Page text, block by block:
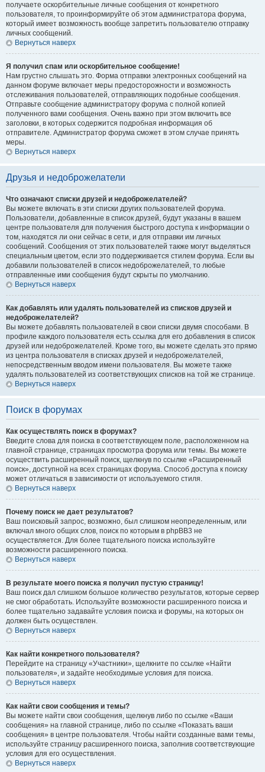
получаете оскорбительные личные сообщения от конкретного
пользователя, то проинформируйте об этом администратора форума,
который имеет возможность вообще запретить пользователю отправку
личных сообщений.
Вернуться наверх
Я получил спам или оскорбительное сообщение!
Нам грустно слышать это. Форма отправки электронных сообщений на
данном форуме включает меры предосторожности и возможность
отслеживания пользователей, отправляющих подобные сообщения.
Отправьте сообщение администратору форума с полной копией
полученного вами сообщения. Очень важно при этом включить все
заголовки, в которых содержится подробная информация об
отправителе. Администратор форума сможет в этом случае принять
меры.
Вернуться наверх
Друзья и недоброжелатели
Что означают списки друзей и недоброжелателей?
Вы можете включать в эти списки других пользователей форума.
Пользователи, добавленные в список друзей, будут указаны в вашем
центре пользователя для получения быстрого доступа к информации о
том, находятся ли они сейчас в сети, и для отправки им личных
сообщений. Сообщения от этих пользователей также могут выделяться
специальным цветом, если это поддерживается стилем форума. Если вы
добавили пользователей в список недоброжелателей, то любые
отправленные ими сообщения будут скрыты по умолчанию.
Вернуться наверх
Как добавлять или удалять пользователей из списков друзей и
недоброжелателей?
Вы можете добавлять пользователей в свои списки двумя способами. В
профиле каждого пользователя есть ссылка для его добавления в список
друзей или недоброжелателей. Кроме того, вы можете сделать это прямо
из центра пользователя в списках друзей и недоброжелателей,
непосредственным вводом имени пользователя. Вы можете также
удалять пользователей из соответствующих списков на той же странице.
Вернуться наверх
Поиск в форумах
Как осуществлять поиск в форумах?
Введите слова для поиска в соответствующем поле, расположенном на
главной странице, страницах просмотра форума или темы. Вы можете
осуществить расширенный поиск, щелкнув по ссылке «Расширенный
поиск», доступной на всех страницах форума. Способ доступа к поиску
может отличаться в зависимости от используемого стиля.
Вернуться наверх
Почему поиск не дает результатов?
Ваш поисковый запрос, возможно, был слишком неопределенным, или
включал много общих слов, поиск по которым в phpBB3 не
осуществляется. Для более тщательного поиска используйте
возможности расширенного поиска.
Вернуться наверх
В результате моего поиска я получил пустую страницу!
Ваш поиск дал слишком большое количество результатов, которые сервер
не смог обработать. Используйте возможности расширенного поиска и
более тщательно задавайте условия поиска и форумы, на которых он
должен быть осуществлен.
Вернуться наверх
Как найти конкретного пользователя?
Перейдите на страницу «Участники», щелкните по ссылке «Найти
пользователя», и задайте необходимые условия для поиска.
Вернуться наверх
Как найти свои сообщения и темы?
Вы можете найти свои сообщения, щелкнув либо по ссылке «Ваши
сообщения» на главной странице, либо по ссылке «Показать ваши
сообщения» в центре пользователя. Чтобы найти созданные вами темы,
используйте страницу расширенного поиска, заполнив соответствующие
условия для его осуществления.
Вернуться наверх